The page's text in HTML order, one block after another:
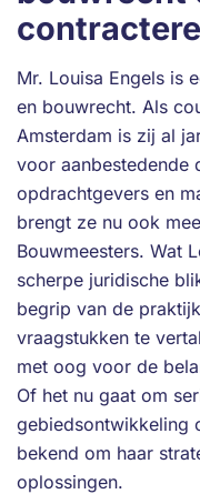
Mr. Louisa Engels is
en bouwrecht. Als
Amsterdam is zij al
voor aanbestedende
opdrachtgevers en
brengt ze nu ook
Bouwmeesters. Wat
scherpe juridische
begrip van de
vraagstukken te
met oog voor de
Of het nu gaat om
gebiedsontwikkeling
bekend om haar
oplossingen.